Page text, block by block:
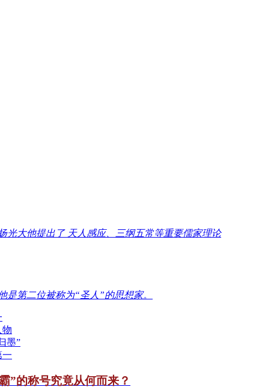
光大他提出了 天人感应、三纲五常等重要儒家理论
是第二位被称为“圣人”的思想家。
物
墨”
一
”的称号究竟从何而来？